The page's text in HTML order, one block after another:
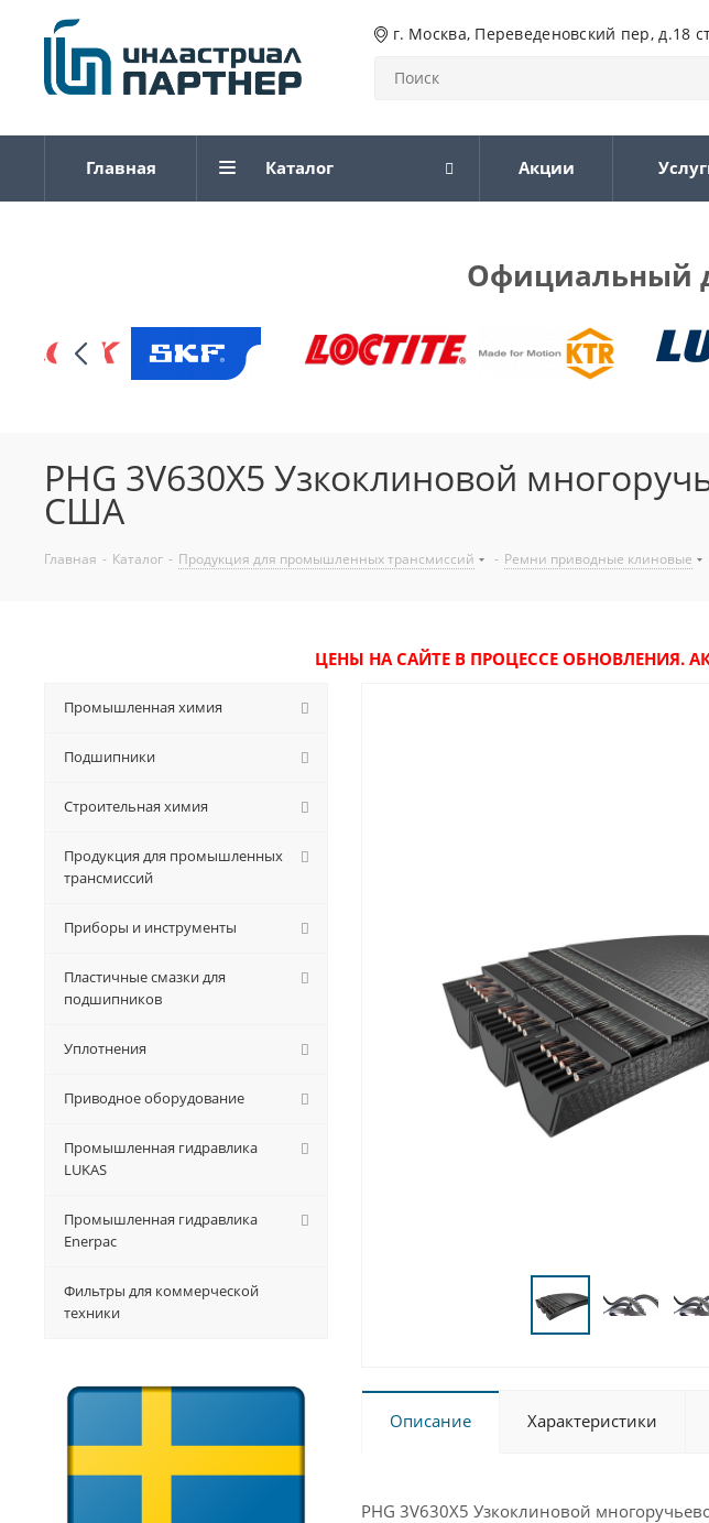
г. Москва, Переведеновский пер, д.18
Главная Каталог Акции
Официальный
PHG 3V630X5 Узкоклиновой
США
Главная - Каталог - Продукция для промышленных трансмиссий - Ремни приводные клиновые
ЦЕНЫ НА САЙТЕ В ПРОЦЕССЕ ОБНОВЛЕНИЯ.
Описание Характеристики
PHG 3V630X5 Узкоклиновой
Промышленная химия
Подшипники
Строительная химия
Продукция для промышленных
трансмиссий
Приборы и инструменты
Пластичные смазки для
подшипников
Уплотнения
Приводное оборудование
Промышленная гидравлика
LUKAS
Промышленная гидравлика
Enerpac
Фильтры для коммерческой
техники